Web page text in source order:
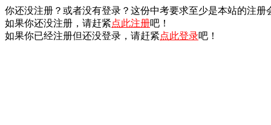
你还没注册？或者没有登录？这份中考要求至少是本站的注册
如果你还没注册，请赶紧点此注册吧！
如果你已经注册但还没登录，请赶紧点此登录吧！